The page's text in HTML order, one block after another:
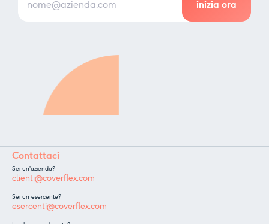
Contattaci
Sei un'azienda?
clienti@coverflex.com
Sei un esercente?
esercenti@coverflex.com